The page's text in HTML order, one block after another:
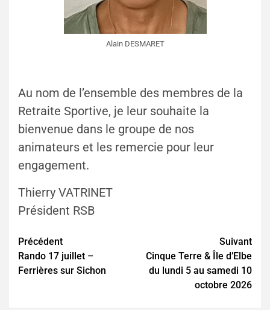
Alain DESMARET
Au nom de l’ensemble des membres de la
Retraite Sportive, je leur souhaite la
bienvenue dans le groupe de nos
animateurs et les remercie pour leur
engagement.
Thierry VATRINET
Président RSB
Continue
Reading
Précédent
Rando 17 juillet –
Ferrières sur Sichon
Suivant
Cinque Terre & Île d’Elbe
du lundi 5 au samedi 10
octobre 2026